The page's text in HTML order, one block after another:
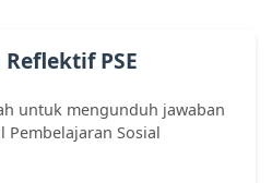
PSE
untuk mengunduh jawaban
Sosial